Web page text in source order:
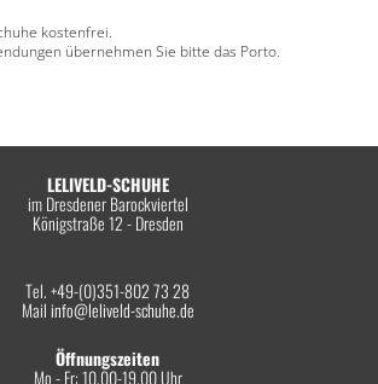
kostenfrei.
übernehmen Sie bitte das Porto.
LELIVELD-SCHUHE
im Dresdener Barockviertel
Königstraße 12 - Dresden
Tel. +49-(0)351-802 73 28
Mail info@leliveld-schuhe.de
Öffnungszeiten
Mo - Fr: 10.00-19.00 Uhr